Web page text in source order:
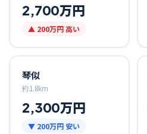
2,700万円
▲ 200万円高い
琴似
約1.8km
2,300万円
▼ 200万円 安い